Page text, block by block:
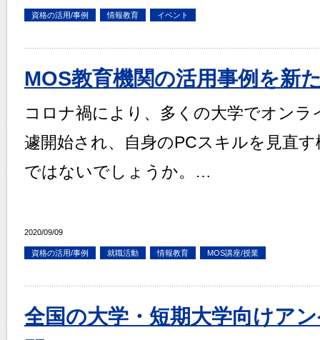
資格の活用/事例 情報教育 イベント
MOS教育機関の活用事例を新
コロナ禍により、多くの大学でオンラ
遽開始され、自身のPCスキルを見直
ではないでしょうか。…
2020/09/09
資格の活用/事例 就職活動 情報教育 MOS講座/授業
全国の大学・短期大学向けア